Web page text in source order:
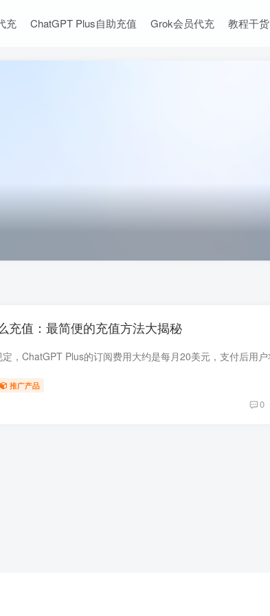
充 ChatGPT Plus自助充值 Grok会员代充 教程干货
充值：最简便的充值方法大揭秘
推广产品
0